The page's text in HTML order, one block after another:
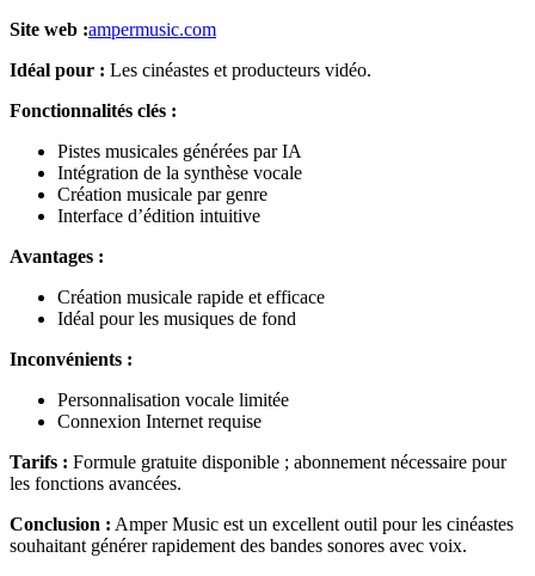
Site web :ampermusic.com
Idéal pour : Les cinéastes et producteurs vidéo.
Fonctionnalités clés :
Pistes musicales générées par IA
Intégration de la synthèse vocale
Création musicale par genre
Interface d’édition intuitive
Avantages :
Création musicale rapide et efficace
Idéal pour les musiques de fond
Inconvénients :
Personnalisation vocale limitée
Connexion Internet requise
Tarifs : Formule gratuite disponible ; abonnement nécessaire pour
les fonctions avancées.
Conclusion : Amper Music est un excellent outil pour les cinéastes
souhaitant générer rapidement des bandes sonores avec voix.